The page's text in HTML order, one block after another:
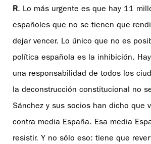
R. Lo más urgente es que hay 11
españoles que no se tienen que
dejar vencer. Lo único que no es
política española es la inhibición.
una responsabilidad de todos los
la deconstrucción constitucional no
Sánchez y sus socios han dicho que
contra media España. Esa media
resistir. Y no sólo eso: tiene que